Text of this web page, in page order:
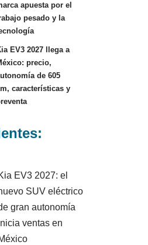
apuesta por el
pesado y la
EV3 2027 llega a
precio,
de 605
características y
EV3 2027: el
SUV eléctrico
gran autonomía
ventas en